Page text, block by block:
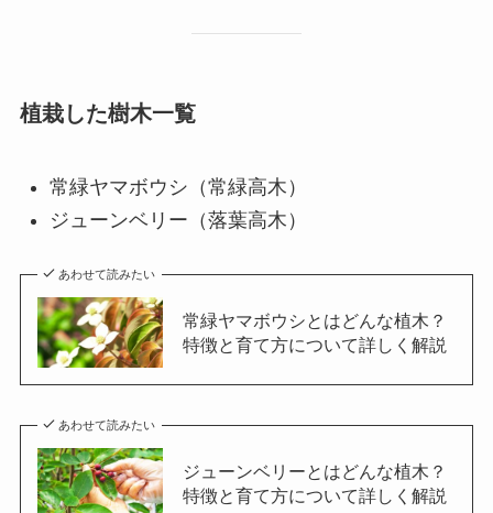
植栽した樹木一覧
常緑ヤマボウシ（常緑高木）
ジューンベリー（落葉高木）
あわせて読みたい
常緑ヤマボウシとはどんな植木？
特徴と育て方について詳しく解説
あわせて読みたい
ジューンベリーとはどんな植木？
特徴と育て方について詳しく解説